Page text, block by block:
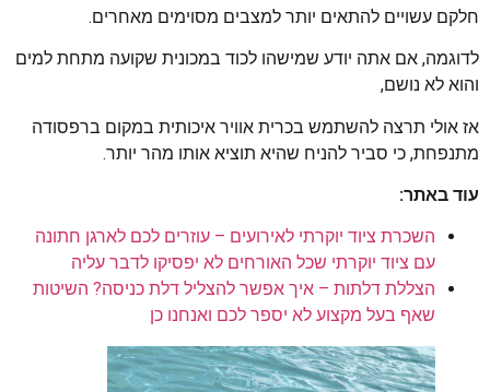
חלקם עשויים להתאים יותר למצבים מסוימים מאחרים.
לדוגמה, אם אתה יודע שמישהו לכוד במכונית שקועה מתחת למים
והוא לא נושם,
אז אולי תרצה להשתמש בכרית אוויר איכותית במקום ברפסודה
מתנפחת, כי סביר להניח שהיא תוציא אותו מהר יותר.
עוד באתר:
השכרת ציוד יוקרתי לאירועים – עוזרים לכם לארגן חתונה
עם ציוד יוקרתי שכל האורחים לא יפסיקו לדבר עליה
הצללת דלתות – איך אפשר להצליל דלת כניסה? השיטות
שאף בעל מקצוע לא יספר לכם ואנחנו כן